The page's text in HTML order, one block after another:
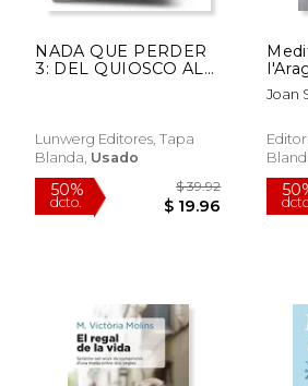
NADA QUE PERDER
3: DEL QUIOSCO AL
(En papel)
Lunwerg Editores, Tapa
Blanda, Usado
Joan